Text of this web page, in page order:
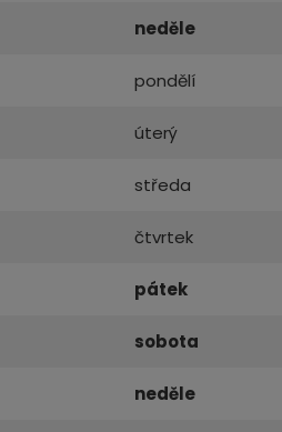
neděle
pondělí
úterý
středa
čtvrtek
pátek
sobota
neděle